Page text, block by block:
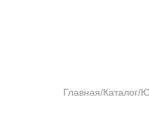
Главная/Каталог/